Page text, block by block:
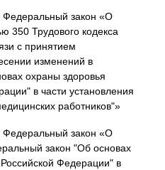
закон «О
350 Трудового кодекса
с принятием
изменений в
охраны здоровья
в части установления
работников"»
закон «О
закон "Об основах
Федерации" в